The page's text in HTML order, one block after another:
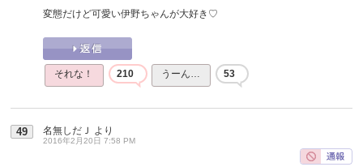
変態だけど可愛い伊野ちゃんが大好き♡
それな！ 210 うーん… 53
49 名無しだＪ より
2016年2月20日 7:58 PM